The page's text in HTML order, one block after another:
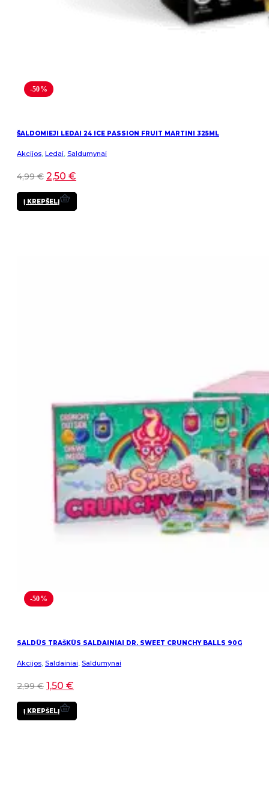
-50%
ŠALDOMIEJI LEDAI 24 ICE PASSION FRUIT MARTINI 325ML
Akcijos, Ledai, Saldumynai
4,99€ 2,50 €
Į KREPŠELĮ
-50%
SALDŪS TRAŠKŪS SALDAINIAI DR. SWEET CRUNCHY BALLS 90G
Akcijos, Saldainiai, Saldumynai
2,99€ 1,50 €
Į KREPŠELĮ